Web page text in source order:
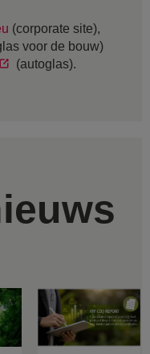
(corporate site),
voor de bouw)
(autoglas).